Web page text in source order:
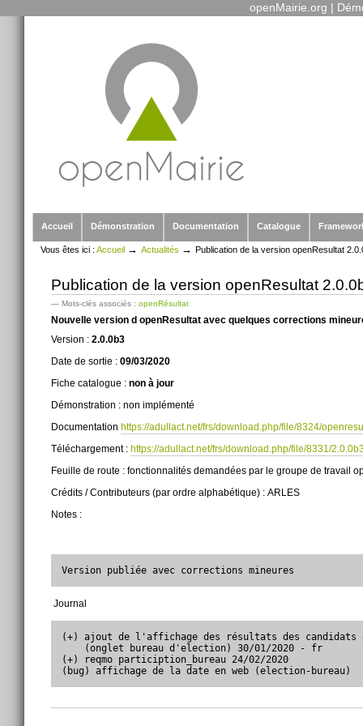
openMairie.org |
Accueil
Démonstration Documentation Catalogue
Vous êtes ici : Accueil → Actualités → Publication de la version openResultat
Publication de la version openResultat
— Mots-clés associés :openRésultat
Nouvelle version d openResultat avec quelques corrections
Version :2.0.0b3
Date de sortie :09/03/2020
Fiche catalogue : non à jour
Démonstration : non implémenté
Documentation https://adullact.net/frs/download.php/file/8324/
Téléchargement : https://adullact.net/frs/download.php/file/8331/
Feuille de route : fonctionnalités demandées par le groupe de travail
Crédits / Contributeurs (par ordre alphabétique) : ARLES
Notes :
Version publiée avec corrections mineures
Journal
(+) ajout de l'affichage des résultats des candidats
    (onglet bureau d'election) 30/01/2020 - fr
(+) reqmo particiption_bureau 24/02/2020
(bug) affichage de la date en web (election-bureau)